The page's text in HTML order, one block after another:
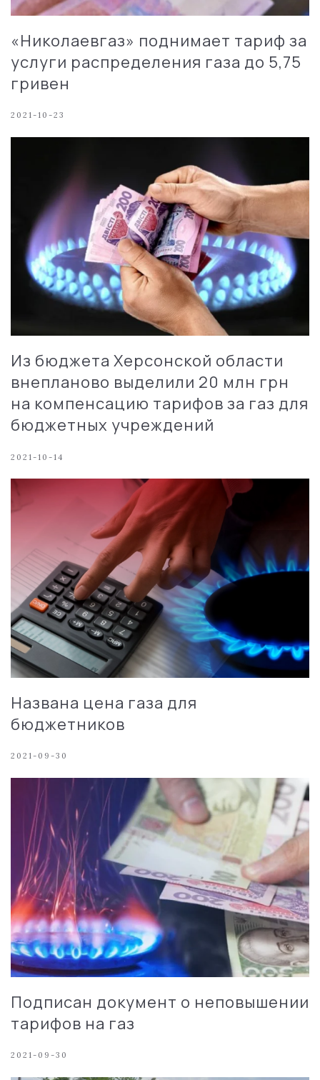
«Николаевгаз» поднимает тариф за
услуги распределения газа до 5,75
гривен
2021-10-23
Из бюджета Херсонской области
внепланово выделили 20 млн грн
на компенсацию тарифов за газ для
бюджетных учреждений
2021-10-14
Названа цена газа для
бюджетников
2021-09-30
Подписан документ о неповышении
тарифов на газ
2021-09-30